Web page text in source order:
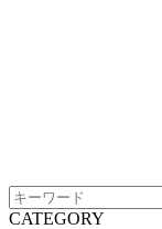
CATEGORY